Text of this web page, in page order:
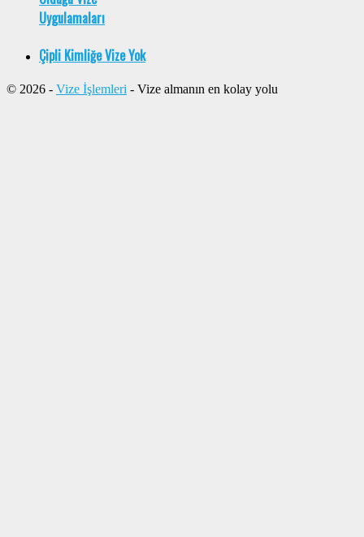
Uygulamaları
Çipli Kimliğe Vize Yok
© 2026 - Vize İşlemleri - Vize almanın en kolay yolu